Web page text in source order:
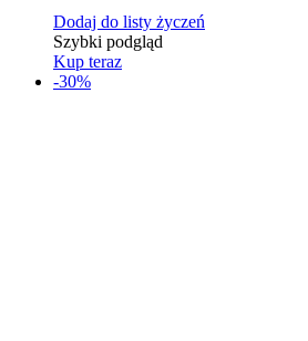
Dodaj do listy życzeń
Szybki podgląd
Kup teraz
-30%